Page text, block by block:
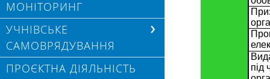
МОНІТОРИНГ
УЧНІВСЬКЕ
САМОВРЯДУВАННЯ
ПРОЄКТНА ДІЯЛЬНІСТЬ